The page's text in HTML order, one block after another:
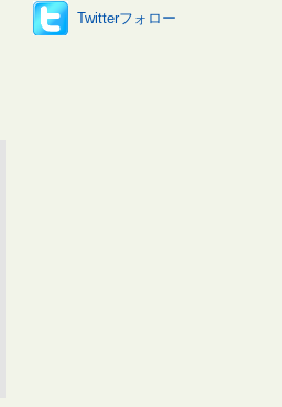
Twitterフォロー